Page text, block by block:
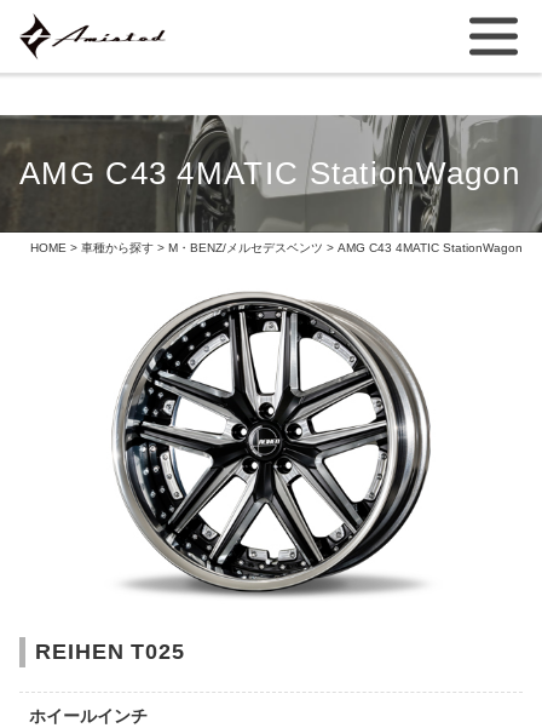
AMG C43 4MATIC StationWagon
HOME > 車種から探す > M・BENZ/メルセデスベンツ > AMG C43 4MATIC StationWagon
REIHEN T025
ホイールインチ